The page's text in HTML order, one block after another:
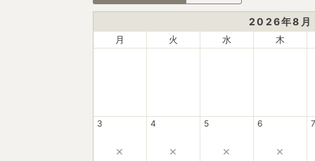
2026年8 月
月 火 水 木
3
×
4
×
5
×
6
×